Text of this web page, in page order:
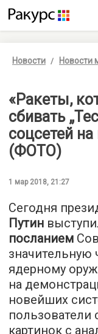
Новости Новости
«Ракеты,
сбивать
соцсетей
(ФОТО)
1 мар 2018, 21:27
Сегодня
Путин
посланием
значительную
ядерному
на
новейших
пользователи
картинок с